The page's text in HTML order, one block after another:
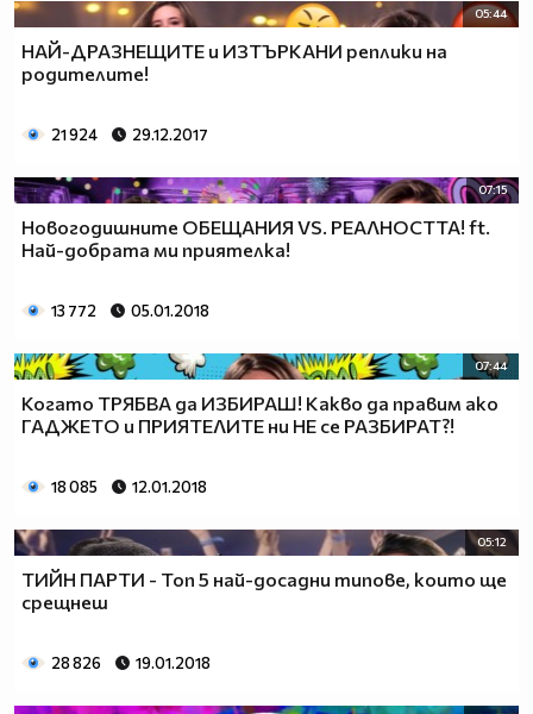
05:44
НАЙ-ДРАЗНЕЩИТЕ и ИЗТЪРКАНИ реплики на
родителите!
21 924 29.12.2017
07:15
Новогодишните ОБЕЩАНИЯ VS. РЕАЛНОСТТА! ft.
Най-добрата ми приятелка!
13 772 05.01.2018
07:44
Когато ТРЯБВА да ИЗБИРАШ! Какво да правим ако
ГАДЖЕТО и ПРИЯТЕЛИТЕ ни НЕ се РАЗБИРАТ?!
18 085 12.01.2018
05:12
ТИЙН ПАРТИ - Топ 5 най-досадни типове, които ще
срещнеш
28 826 19.01.2018